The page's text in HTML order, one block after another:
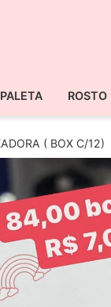
PALETA ROSTO
( BOX C/12)